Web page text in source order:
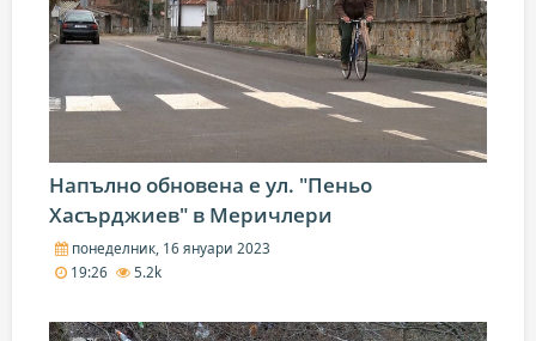
Напълно обновена е ул. "Пеньо
Хасърджиев" в Меричлери
понеделник, 16 януари 2023
19:26
5.2k